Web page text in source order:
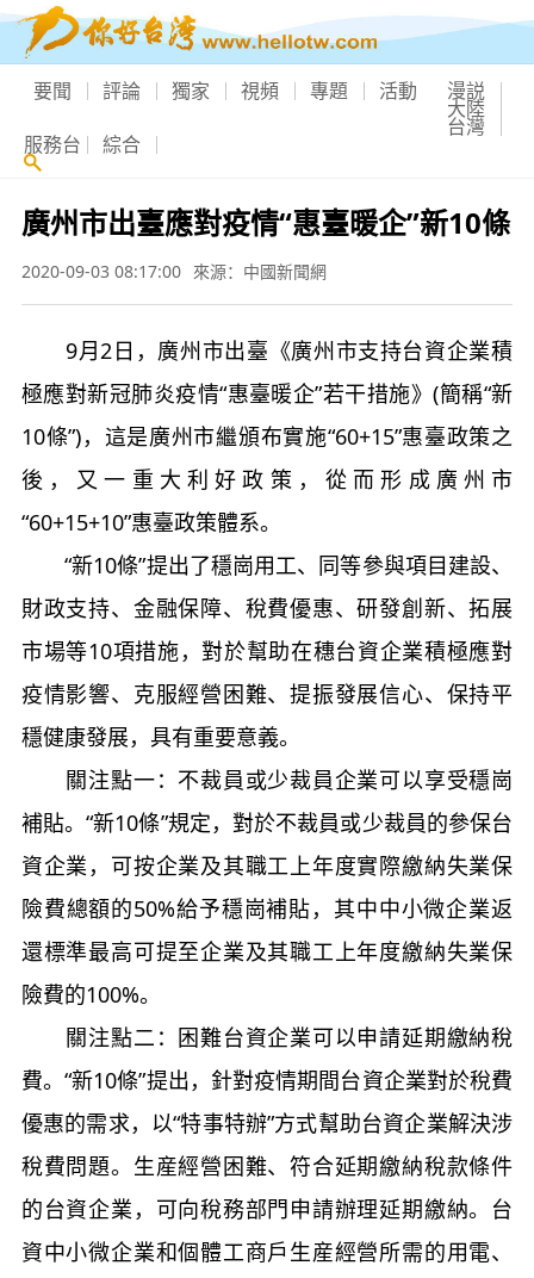
要聞 評論 獨家 視頻 專題 活動 漫説
大陸
台灣
服務台 綜合
廣州市出臺應對疫情“惠臺暖企”新10條
2020-09-03 08:17:00 來源：中國新聞網
9月2日，廣州市出臺《廣州市支持台資企業積
極應對新冠肺炎疫情“惠臺暖企”若干措施》(簡稱“新
10條”)，這是廣州市繼頒布實施“60+15”惠臺政策之
後，又一重大利好政策，從而形成廣州市
“60+15+10”惠臺政策體系。
“新10條”提出了穩崗用工、同等參與項目建設、
財政支持、金融保障、稅費優惠、研發創新、拓展
市場等10項措施，對於幫助在穗台資企業積極應對
疫情影響、克服經營困難、提振發展信心、保持平
穩健康發展，具有重要意義。
關注點一：不裁員或少裁員企業可以享受穩崗
補貼。“新10條”規定，對於不裁員或少裁員的參保台
資企業，可按企業及其職工上年度實際繳納失業保
險費總額的50%給予穩崗補貼，其中中小微企業返
還標準最高可提至企業及其職工上年度繳納失業保
險費的100%。
關注點二：困難台資企業可以申請延期繳納稅
費。“新10條”提出，針對疫情期間台資企業對於稅費
優惠的需求，以“特事特辦”方式幫助台資企業解決涉
稅費問題。生産經營困難、符合延期繳納稅款條件
的台資企業，可向稅務部門申請辦理延期繳納。台
資中小微企業和個體工商戶生産經營所需的用電、